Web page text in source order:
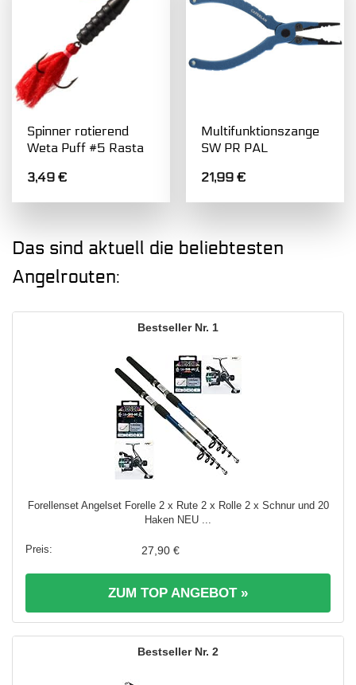
Spinner rotierend
Weta Puff #5 Rasta
3,49€
Multifunktionszange
SW PR PAL
21,99€
Das sind aktuell die beliebtesten
Angelrouten:
1
Forellenset Angelset Forelle 2 x Rute 2 x Rolle 2 x Schnur und 20
Haken NEU ...
27,90 €
ZUM TOP ANGEBOT »
2